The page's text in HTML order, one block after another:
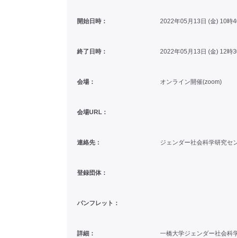
開始日時： 2022年05月13日 (金) 10時
終了日時： 2022年05月13日 (金) 12時
会場： オンライン開催(zoom)
会場URL：
連絡先： ジェンダー社会科学研究
登録団体：
パンフレット：
詳細：
一橋大学ジェンダー社会科